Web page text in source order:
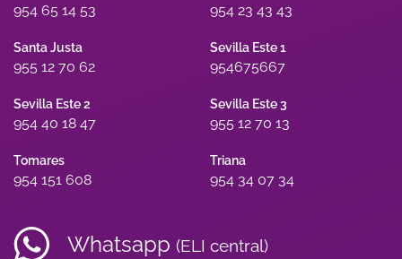
954 65 14 53 954 23 43 43
Santa Justa
955 12 70 62
Sevilla Este 1
954675667
Sevilla Este 2
954 40 18 47
Sevilla Este 3
955 12 70 13
Tomares
954 151 608
Triana
954 34 07 34
Whatsapp (ELI central)